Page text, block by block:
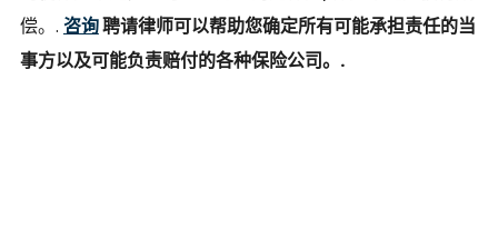
偿。. 咨询聘请律师可以帮助您确定所有可能承担责任的当
事方以及可能负责赔付的各种保险公司。.